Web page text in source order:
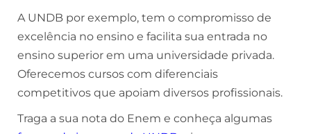
A UNDB por exemplo, tem o compromisso de
excelência no ensino e facilita sua entrada no
ensino superior em uma universidade privada.
Oferecemos cursos com diferenciais
competitivos que apoiam diversos profissionais.
Traga a sua nota do Enem e conheça algumas